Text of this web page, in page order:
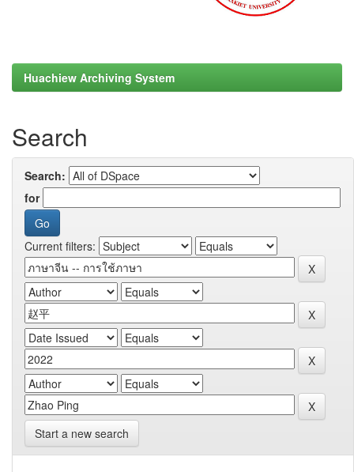
Huachiew Archiving System
Search
Search:
for
Current filters:
Start a new search